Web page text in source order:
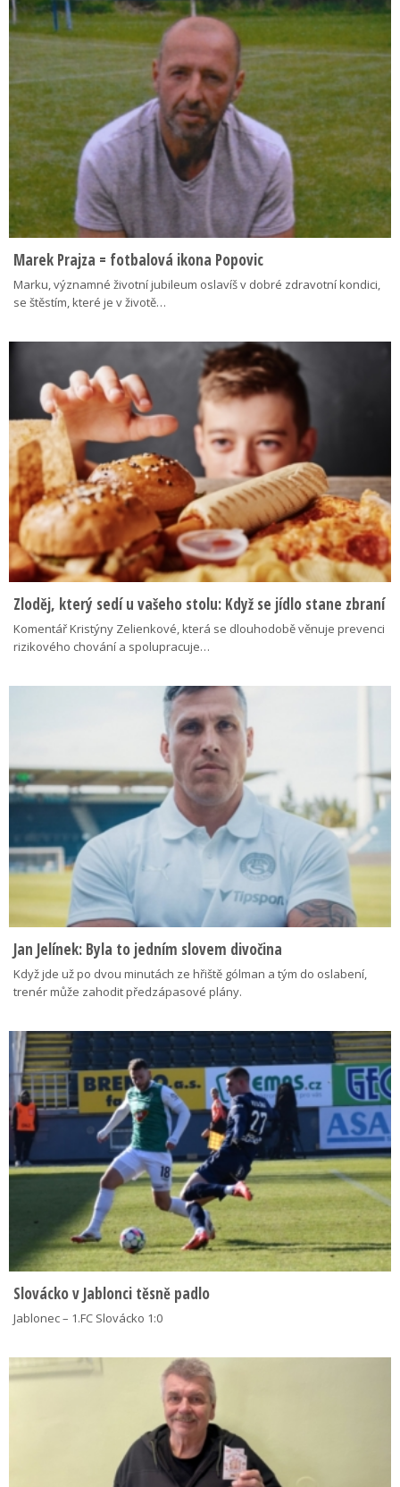
Marek Prajza = fotbalová ikona Popovic
Marku, významné životní jubileum oslavíš v dobré zdravotní kondici,
se štěstím, které je v životě…
Zloděj, který sedí u vašeho stolu: Když se jídlo stane zbraní
Komentář Kristýny Zelienkové, která se dlouhodobě věnuje prevenci
rizikového chování a spolupracuje…
Jan Jelínek: Byla to jedním slovem divočina
Když jde už po dvou minutách ze hřiště gólman a tým do oslabení,
trenér může zahodit předzápasové plány.
Slovácko v Jablonci těsně padlo
Jablonec – 1.FC Slovácko 1:0